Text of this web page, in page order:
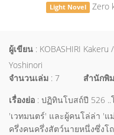
Light Novel Zero
ผู้เขียน : KOBASHIRI Kakeru
Yoshinori
จำนวนเล่ม : 7 สำนักพิ
เรื่องย่อ : ปฏิทินโบสถ์ปี 526 ..
'เวทมนตร์' และผู้คนโล่ล่า 'แ
ครึ่งคนครึ่งสัตว์นายหนึ่งซึ่งโ